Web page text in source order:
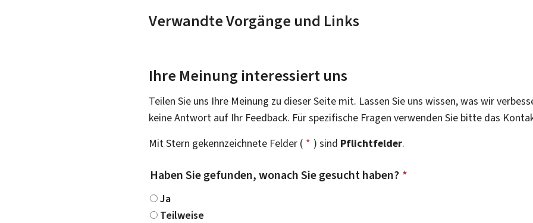
Verwandte Vorgänge und Links
Ihre Meinung interessiert uns
Teilen Sie uns Ihre Meinung zu dieser Seite mit. Lassen Sie uns wissen, was wir
keine Antwort auf Ihr Feedback. Für spezifische Fragen verwenden Sie bitte das
Mit Stern gekennzeichnete Felder ( * ) sind Pflichtfelder.
Haben Sie gefunden, wonach Sie gesucht haben? *
Ja
Teilweise